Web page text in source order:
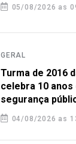
05/08/2026 as
GERAL
Turma de 2016
celebra 10
segurança
04/08/2026 as